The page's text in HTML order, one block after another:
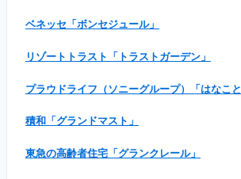
ベネッセ「ボンセジュール」
リゾートトラスト「トラストガーデン」
プラウドライフ（ソニーグループ）「はなこと
積和「グランドマスト」
東急の高齢者住宅「グランクレール」